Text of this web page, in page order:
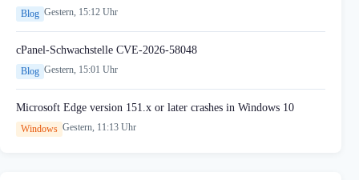
Blog Gestern, 15:12 Uhr
cPanel-Schwachstelle CVE-2026-58048
Blog Gestern, 15:01 Uhr
Microsoft Edge version 151.x or later crashes in Windows 10
Windows Gestern, 11:13 Uhr